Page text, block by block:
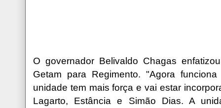
O governador Belivaldo Chagas
Getam para Regimento. "Agora
unidade tem mais força e vai estar
Lagarto, Estância e Simão Dias. A